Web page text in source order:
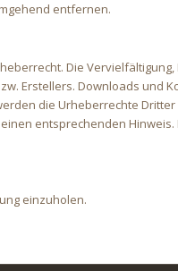
entfernen.
Die
Erstellers. Downloads und
die Urheberrechte
entsprechenden
einzuholen.